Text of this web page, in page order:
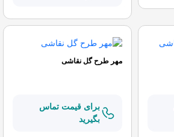
مهر طرح گل نقاشی
برای قیمت تماس
بگیرید